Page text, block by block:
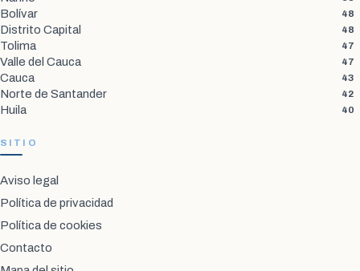
Bolívar 48
Distrito Capital 48
Tolima 47
Valle del Cauca 47
Cauca 43
Norte de Santander 42
Huila 40
SITIO
Aviso legal
Política de privacidad
Política de cookies
Contacto